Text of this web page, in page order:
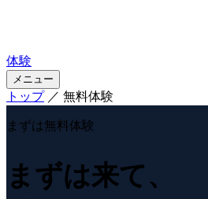
体験
メニュー
トップ／ 無料体験
まずは無料体験
まずは来て、